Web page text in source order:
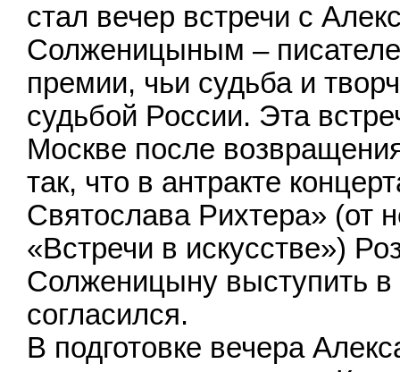
стал вечер встречи с
Солженицыным –
премии, чьи судьба и
судьбой России. Эта
Москве после
так, что в антракте
Святослава Рихтера» (от
«Встречи в искусстве»)
Солженицыну выступить
согласился.
В подготовке вечера